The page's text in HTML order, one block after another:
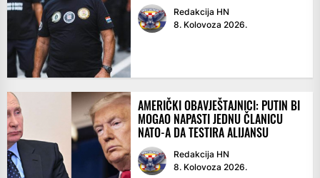
Redakcija HN
8. Kolovoza 2026.
AMERIČKI OBAVJEŠTAJNICI: PUTIN BI
MOGAO NAPASTI JEDNU ČLANICU
NATO-A DA TESTIRA ALIJANSU
Redakcija HN
8. Kolovoza 2026.